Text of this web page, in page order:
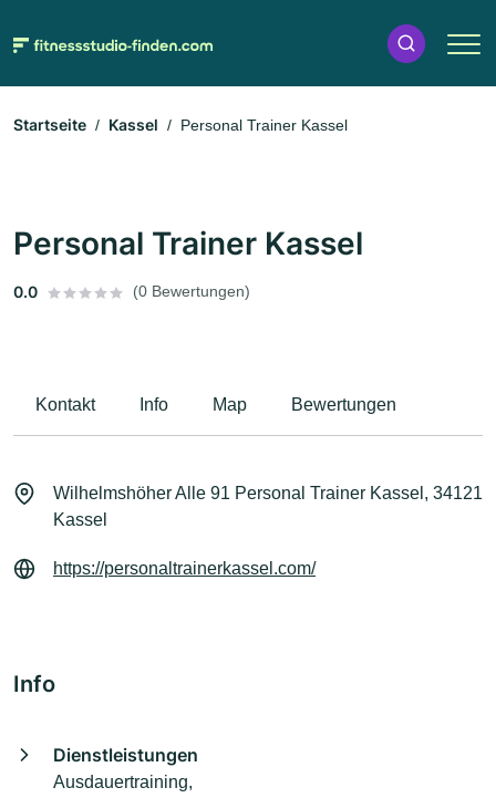
Startseite Kassel Personal Trainer Kassel
Personal Trainer Kassel
0.0 (0 Bewertungen)
Kontakt Info Map Bewertungen
Wilhelmshöher Alle 91 Personal Trainer Kassel, 34121
Kassel
https://personaltrainerkassel.com/
Info
Dienstleistungen
Ausdauertraining,